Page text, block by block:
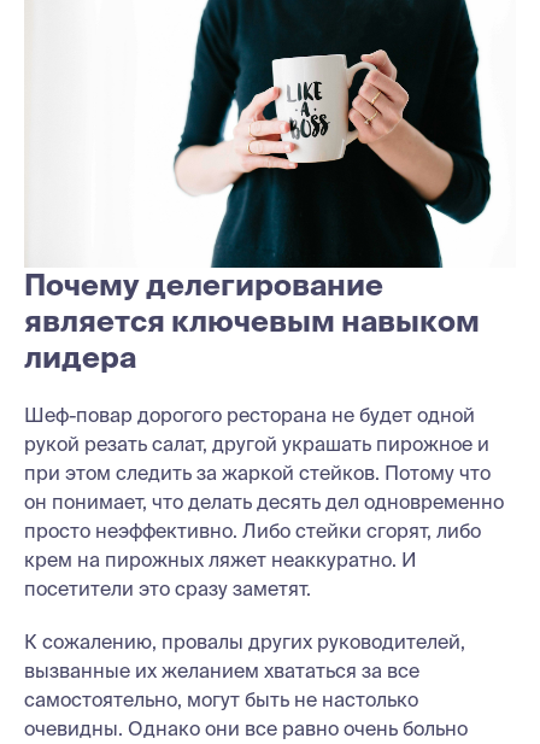
Почему делегирование
является ключевым навыком
лидера
Шеф-повар дорогого ресторана не будет одной
рукой резать салат, другой украшать пирожное и
при этом следить за жаркой стейков. Потому что
он понимает, что делать десять дел одновременно
просто неэффективно. Либо стейки сгорят, либо
крем на пирожных ляжет неаккуратно. И
посетители это сразу заметят.
К сожалению, провалы других руководителей,
вызванные их желанием хвататься за все
самостоятельно, могут быть не настолько
очевидны. Однако они все равно очень больно